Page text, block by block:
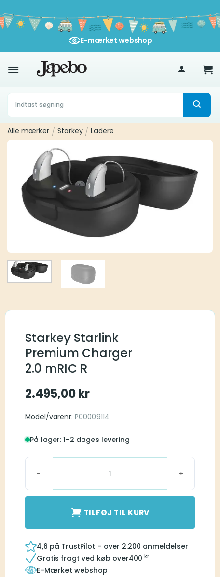
til
indhold
400
E-mærket webshop
Søg
efter:
Alle mærker / Starkey / Ladere
Starkey Starlink
Premium Charger
2.0 mRIC R
2.495,00kr
Model/varenr: P00009114
På lager: 1-2 dages levering
TILFØJ TIL KURV
4,6 på TrustPilot – over 2.200 anmeldelser
Gratis fragt ved køb over400 kr
E-Mærket webshop